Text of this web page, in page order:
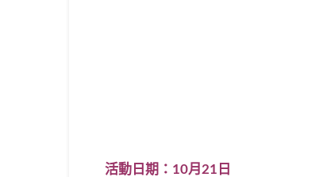
活動日期：10月21日